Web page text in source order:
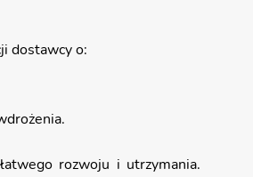
dostawcy o:
rozwoju i utrzymania.